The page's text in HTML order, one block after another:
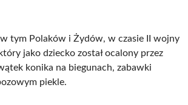
tym Polaków i Żydów, w czasie II wojny
jako dziecko został ocalony przez
konika na biegunach, zabawki
piekle.